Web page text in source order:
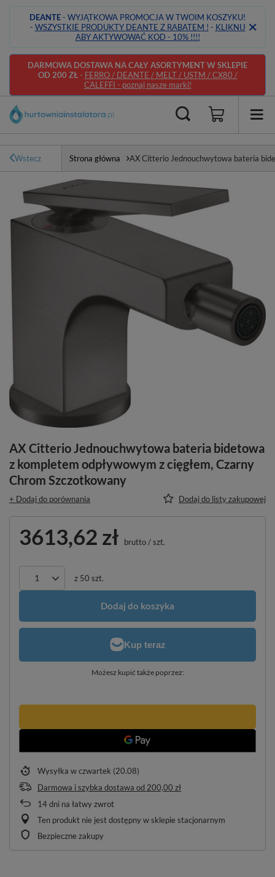
DEANTE- WYJĄTKOWA PROMOCJA W TWOIM KOSZYKU!
- WSZYSTKIE PRODUKTY DEANTE Z RABATEM ! - KLIKNIJ
ABY AKTYWOWAĆ KOD - 10% !!!!
DARMOWA DOSTAWA NA CAŁY ASORTYMENT W SKLEPIE
OD 200 ZŁ- FERRO / DEANTE / MELT / USTM / CX80 /
CALEFFI - poznaj nasze marki!
Wstecz Strona główna AX Citterio Jednouchwytowa bateria
AX Citterio Jednouchwytowa bateria bidetowa
z kompletem odpływowym z cięgłem, Czarny
Chrom Szczotkowany
+ Dodaj do porównania Dodaj do listy zakupowej
3613,62 zł brutto/szt.
z 50 szt.
Dodaj do koszyka
Możesz kupić także poprzez:
Wysyłka w czwartek (20.08)
Darmowa i szybka dostawa od 200,00 zł
14dni na łatwy zwrot
Ten produkt nie jest dostępny w sklepie stacjonarnym
Bezpieczne zakupy